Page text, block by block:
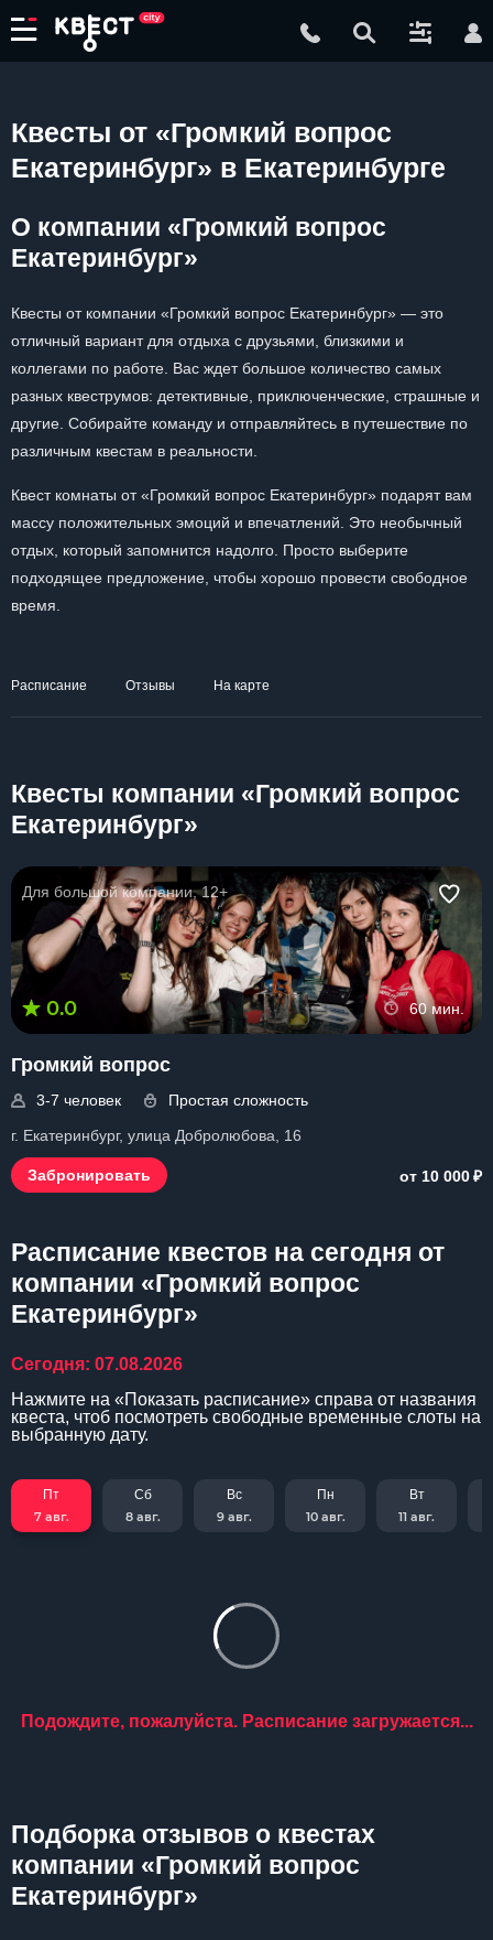
Квесты от «Громкий вопрос
Екатеринбург» в Екатеринбурге
О компании «Громкий вопрос
Екатеринбург»
Квесты от компании «Громкий вопрос Екатеринбург» — это
отличный вариант для отдыха с друзьями, близкими и
коллегами по работе. Вас ждет большое количество самых
разных квеструмов: детективные, приключенческие, страшные и
другие. Собирайте команду и отправляйтесь в путешествие по
различным квестам в реальности.
Квест комнаты от «Громкий вопрос Екатеринбург» подарят вам
массу положительных эмоций и впечатлений. Это необычный
отдых, который запомнится надолго. Просто выберите
подходящее предложение, чтобы хорошо провести свободное
время.
Расписание Отзывы На карте
Квесты компании «Громкий вопрос
Екатеринбург»
Для большой компании, 12+
0.0 60 мин.
Громкий вопрос
3-7 человек
Простая сложность
г. Екатеринбург, улица Добролюбова, 16
Забронировать от 10 000₽
Расписание квестов на сегодня от
компании «Громкий вопрос
Екатеринбург»
Сегодня: 07.08.2026
Нажмите на «Показать расписание» справа от названия
квеста, чтоб посмотреть свободные временные слоты на
выбранную дату.
Пт
7 авг.
Сб
8 авг.
Вс
9 авг.
Пн
10 авг.
Вт
11 авг.
Подождите, пожалуйста. Расписание загружается...
Подборка отзывов о квестах
компании «Громкий вопрос
Екатеринбург»